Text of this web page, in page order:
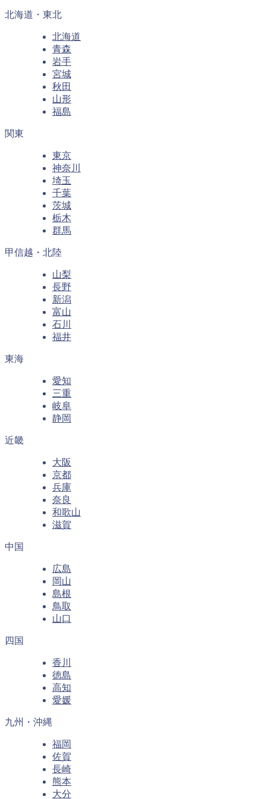
北海道・東北
北海道
青森
岩手
宮城
秋田
山形
福島
関東
東京
神奈川
埼玉
千葉
茨城
栃木
群馬
甲信越・北陸
山梨
長野
新潟
富山
石川
福井
東海
愛知
三重
岐阜
静岡
近畿
大阪
京都
兵庫
奈良
和歌山
滋賀
中国
広島
岡山
島根
鳥取
山口
四国
香川
徳島
高知
愛媛
九州・沖縄
福岡
佐賀
長崎
熊本
大分